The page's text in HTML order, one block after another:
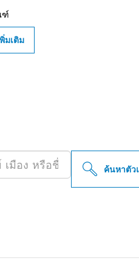
ฑ์
มเติม
ค้นหาตัว